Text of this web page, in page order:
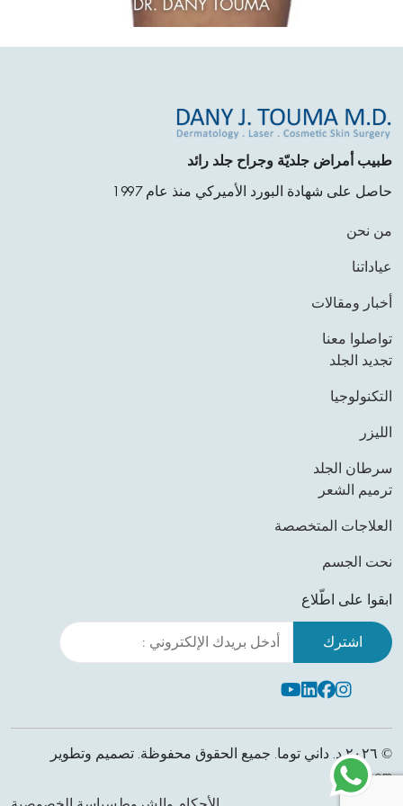
طبيب أمراض جلديّة وجراح جلد رائد
حاصل على شهادة البورد الأميركي منذ عام 1997
من نحن
عياداتنا
أخبار ومقالات
تواصلوا معنا
تجديد الجلد
التكنولوجيا
الليزر
سرطان الجلد
ترميم الشعر
العلاجات المتخصصة
نحت الجسم
ابقوا على اطّلاع
Leave this field empty
Instagram
Facebook
Linkedin
Youtube
© ٢٠٢٦ د. داني توما. جميع الحقوق محفوظة. تصميم وتطوير
AddBloom